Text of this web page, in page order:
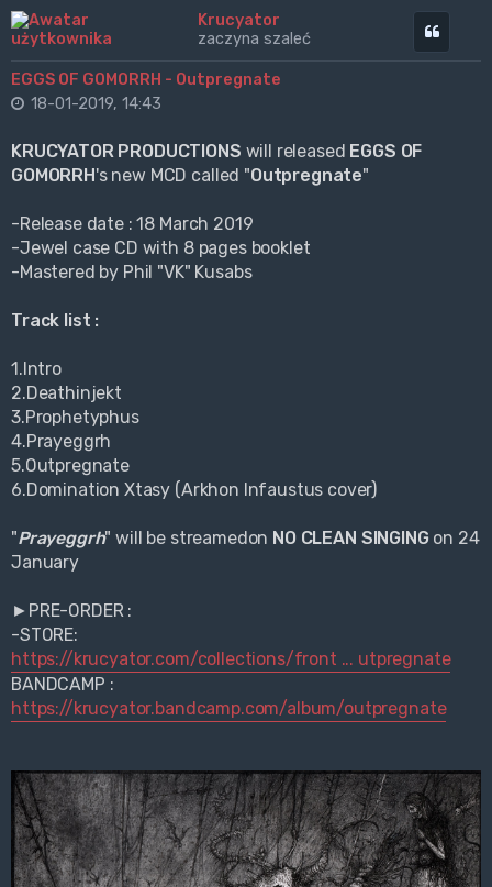
Krucyator
zaczyna szaleć
EGGS OF GOMORRH - Outpregnate
18-01-2019, 14:43
KRUCYATOR PRODUCTIONS will released EGGS OF
GOMORRH 's new MCD called "Outpregnate"
-Release date : 18 March 2019
-Jewel case CD with 8 pages booklet
-Mastered by Phil "VK" Kusabs
Track list :
1.Intro
2.Deathinjekt
3.Prophetyphus
4.Prayeggrh
5.Outpregnate
6.Domination Xtasy (Arkhon Infaustus cover)
"Prayeggrh" will be streamedon NO CLEAN SINGINGon 24
January
►PRE-ORDER :
-STORE:
https://krucyator.com/collections/front ... utpregnate
BANDCAMP :
https://krucyator.bandcamp.com/album/outpregnate